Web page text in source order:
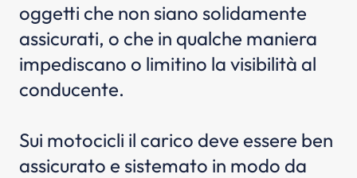
oggetti che non siano solidamente
assicurati, o che in qualche maniera
impediscano o limitino la visibilità al
conducente.
Sui motocicli il carico deve essere ben
assicurato e sistemato in modo da